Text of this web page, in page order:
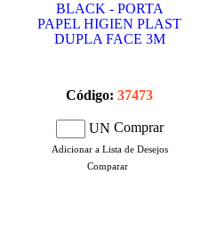
BLACK - PORTA
PAPEL HIGIEN PLAST
DUPLA FACE 3M
Código: 37473
UN Comprar
Adicionar a Lista de Desejos
Comparar